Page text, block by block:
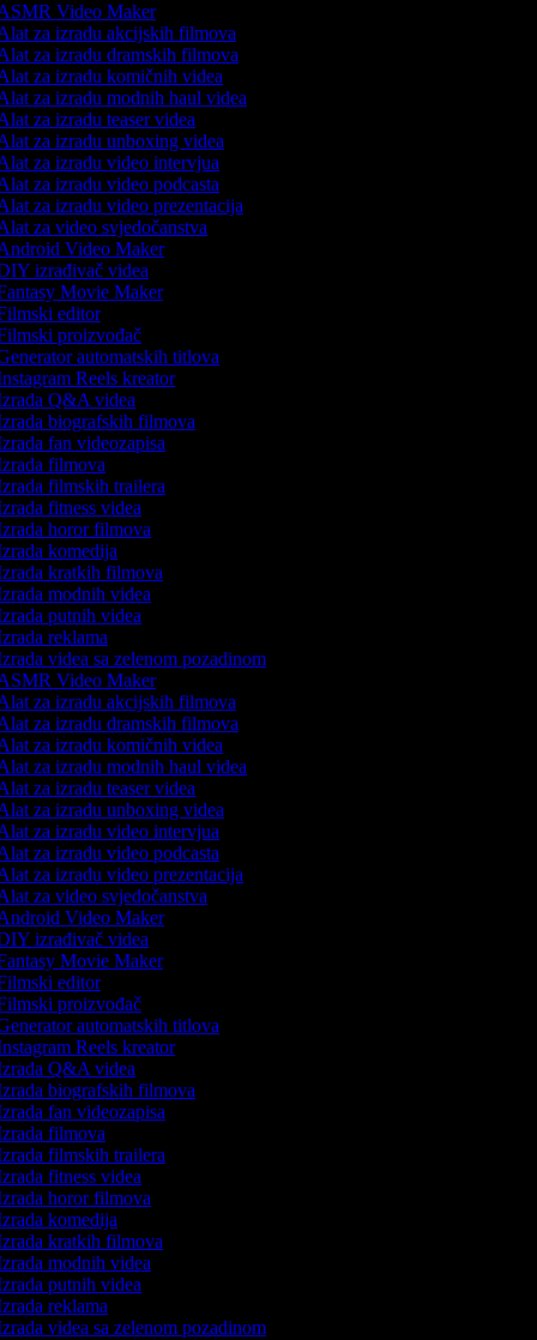
Video Maker
za izradu akcijskih filmova
za izradu dramskih filmova
za izradu komičnih videa
za izradu modnih haul videa
za izradu teaser videa
za izradu unboxing videa
za izradu video intervjua
za izradu video podcasta
za izradu video prezentacija
za video svjedočanstva
Video Maker
izrađivač videa
Movie Maker
editor
proizvođač
automatskih titlova
Reels kreator
Q&A videa
biografskih filmova
fan videozapisa
filmova
filmskih trailera
fitness videa
horor filmova
komedija
kratkih filmova
modnih videa
putnih videa
reklama
videa sa zelenom pozadinom
Video Maker
za izradu akcijskih filmova
za izradu dramskih filmova
za izradu komičnih videa
za izradu modnih haul videa
za izradu teaser videa
za izradu unboxing videa
za izradu video intervjua
za izradu video podcasta
za izradu video prezentacija
za video svjedočanstva
Video Maker
izrađivač videa
Movie Maker
editor
proizvođač
automatskih titlova
Reels kreator
Q&A videa
biografskih filmova
fan videozapisa
filmova
filmskih trailera
fitness videa
horor filmova
komedija
kratkih filmova
modnih videa
putnih videa
reklama
videa sa zelenom pozadinom